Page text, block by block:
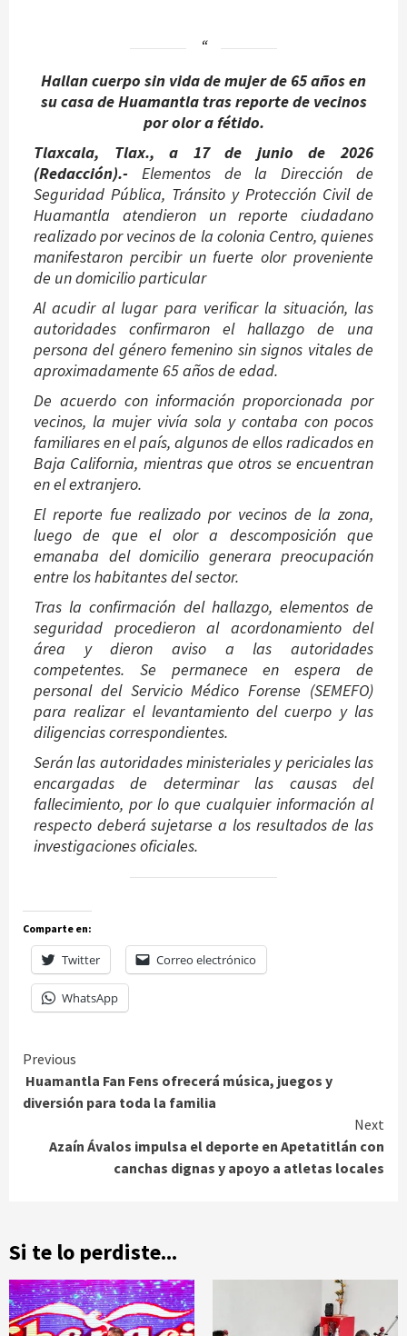
Hallan cuerpo sin vida de mujer de 65 años en
su casa de Huamantla tras reporte de vecinos
por olor a fétido.
Tlaxcala, Tlax., a 17 de junio de 2026
(Redacción).- Elementos de la Dirección de
Seguridad Pública, Tránsito y Protección Civil de
Huamantla atendieron un reporte ciudadano
realizado por vecinos de la colonia Centro, quienes
manifestaron percibir un fuerte olor proveniente
de un domicilio particular
Al acudir al lugar para verificar la situación, las
autoridades confirmaron el hallazgo de una
persona del género femenino sin signos vitales de
aproximadamente 65 años de edad.
De acuerdo con información proporcionada por
vecinos, la mujer vivía sola y contaba con pocos
familiares en el país, algunos de ellos radicados en
Baja California, mientras que otros se encuentran
en el extranjero.
El reporte fue realizado por vecinos de la zona,
luego de que el olor a descomposición que
emanaba del domicilio generara preocupación
entre los habitantes del sector.
Tras la confirmación del hallazgo, elementos de
seguridad procedieron al acordonamiento del
área y dieron aviso a las autoridades
competentes. Se permanece en espera de
personal del Servicio Médico Forense (SEMEFO)
para realizar el levantamiento del cuerpo y las
diligencias correspondientes.
Serán las autoridades ministeriales y periciales las
encargadas de determinar las causas del
fallecimiento, por lo que cualquier información al
respecto deberá sujetarse a los resultados de las
investigaciones oficiales.
Comparte en:
Twitter Correo electrónico
WhatsApp
Continue
Reading
Previous
Huamantla Fan Fens ofrecerá música, juegos y
diversión para toda la familia
Next
Azaín Ávalos impulsa el deporte en Apetatitlán con
canchas dignas y apoyo a atletas locales
Si te lo perdiste...